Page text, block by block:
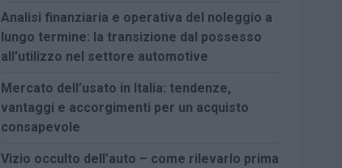
Analisi finanziaria e operativa del noleggio a
lungo termine: la transizione dal possesso
all’utilizzo nel settore automotive
Mercato dell’usato in Italia: tendenze,
vantaggi e accorgimenti per un acquisto
consapevole
Vizio occulto dell’auto – come rilevarlo prima